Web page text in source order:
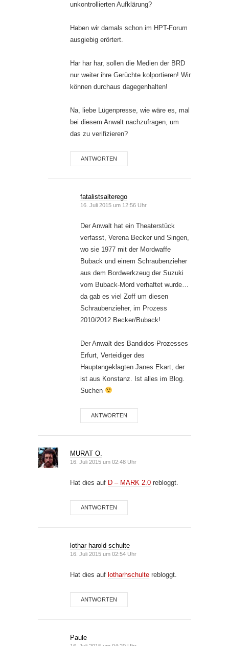
unkontrollierten Aufklärung?
Haben wir damals schon im HPT-Forum
ausgiebig erörtert.
Har har har, sollen die Medien der BRD
nur weiter ihre Gerüchte kolportieren! Wir
können durchaus dagegenhalten!
Na, liebe Lügenpresse, wie wäre es, mal
bei diesem Anwalt nachzufragen, um
das zu verifizieren?
ANTWORTEN
fatalistsalterego
16. Juli 2015 um 12:56 Uhr
Der Anwalt hat ein Theaterstück
verfasst, Verena Becker und Singen,
wo sie 1977 mit der Mordwaffe
Buback und einem Schraubenzieher
aus dem Bordwerkzeug der Suzuki
vom Buback-Mord verhaftet wurde…
da gab es viel Zoff um diesen
Schraubenzieher, im Prozess
2010/2012 Becker/Buback!
Der Anwalt des Bandidos-Prozesses
Erfurt, Verteidiger des
Hauptangeklagten Janes Ekart, der
ist aus Konstanz. Ist alles im Blog.
Suchen
ANTWORTEN
MURAT O.
16. Juli 2015 um 02:48 Uhr
Hat dies auf D – MARK 2.0 rebloggt.
ANTWORTEN
lothar harold schulte
16. Juli 2015 um 02:54 Uhr
Hat dies auf lotharhschulte rebloggt.
ANTWORTEN
Paule